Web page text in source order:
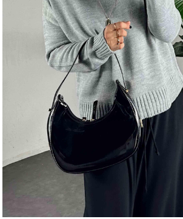
okudum onay veriyorum.
Paylaştığım bilgilerinKVKK kapsamında tarafınızca
WhatsApp üzerinden bilgilendirmeleri almayı
Çevir Kazan